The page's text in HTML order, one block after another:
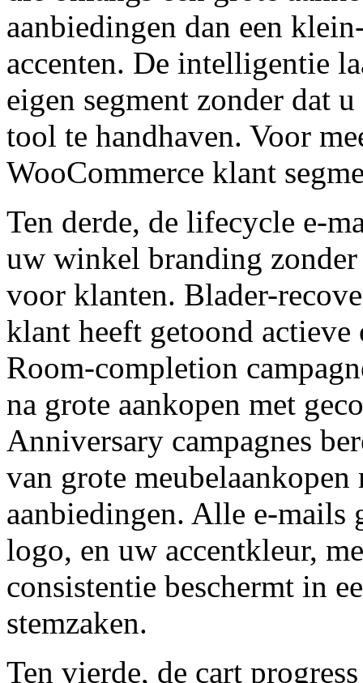
aanbiedingen dan een
accenten. De intelligentie
eigen segment zonder dat
tool te handhaven. Voor
WooCommerce klant
Ten derde, de lifecycle e-
uw winkel branding
voor klanten. Blader-
klant heeft getoond
Room-completion
na grote aankopen met
Anniversary campagnes
van grote
aanbiedingen. Alle e-
logo, en uw accentkleur,
consistentie beschermt in
stemzaken.
Ten vierde, de cart